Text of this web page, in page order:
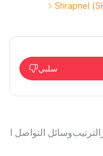
سلبي
الترتيبوسائل التواصل